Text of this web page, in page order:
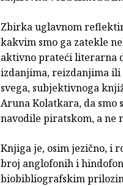
Zbirka uglavnom
kakvim smo ga zatekle
aktivno prateći literarna
izdanjima, reizdanjima
svega, subjektivnoga
Aruna Kolatkara, da
navodile piratskom, a ne
Knjiga je, osim jezično, i
broj anglofonih i
biobibliografskim